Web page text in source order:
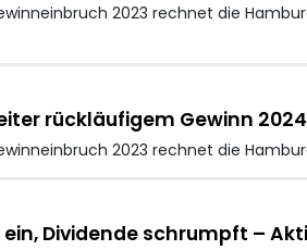
2023 rechnet die
rückläufigem Gewinn 2024
2023 rechnet die
Dividende schrumpft –